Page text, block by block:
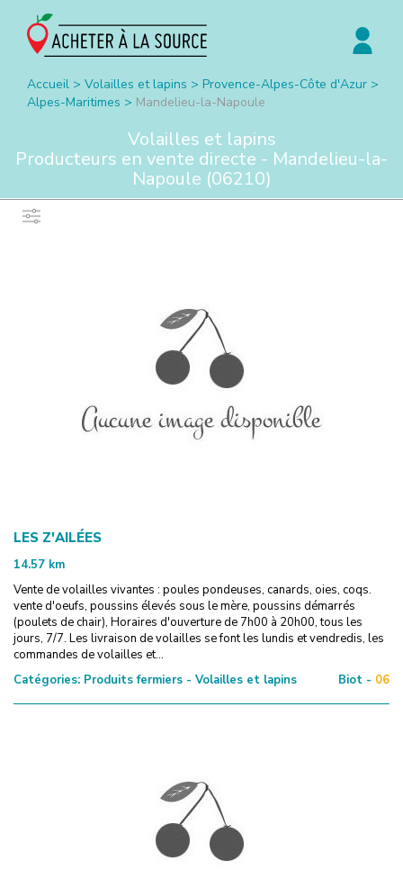
Accueil > Volailles et lapins > Provence-Alpes-Côte d'Azur >
Alpes-Maritimes > Mandelieu-la-Napoule
Volailles et lapins
Producteurs en vente directe - Mandelieu-la-
Napoule (06210)
LES Z'AILÉES
14.57 km
Vente de volailles vivantes : poules pondeuses, canards, oies, coqs.
vente d'oeufs, poussins élevés sous le mère, poussins démarrés
(poulets de chair), Horaires d'ouverture de 7h00 à 20h00, tous les
jours, 7/7. Les livraison de volailles se font les lundis et vendredis, les
commandes de volailles et...
Catégories: Produits fermiers - Volailles et lapins Biot - 06